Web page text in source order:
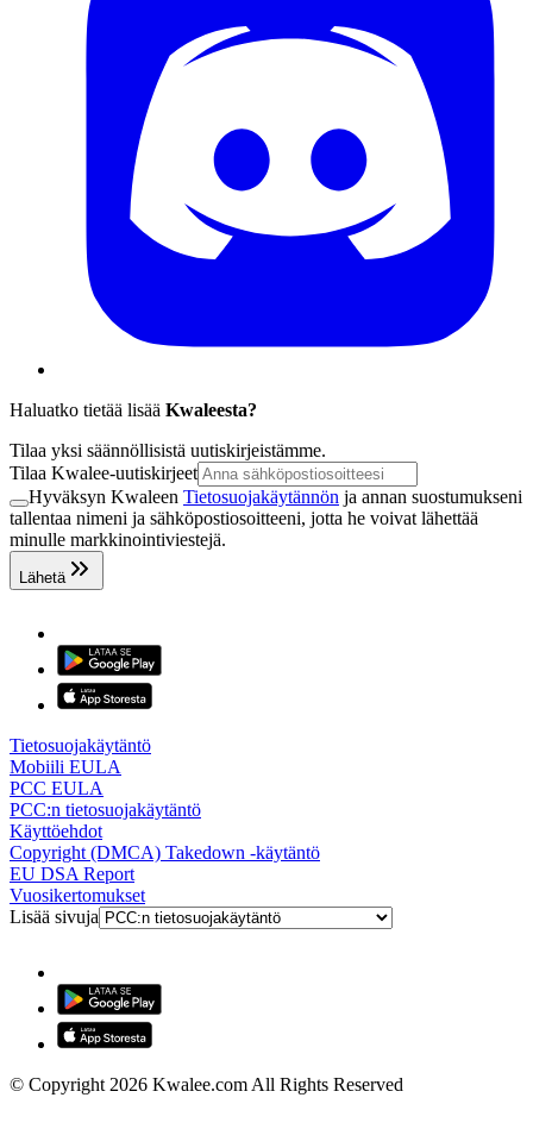
Haluatko tietää lisää Kwaleesta?
Tilaa yksi säännöllisistä uutiskirjeistämme.
Tilaa Kwalee-uutiskirjeet
Hyväksyn Kwaleen Tietosuojakäytännön ja annan suostumukseni
tallentaa nimeni ja sähköpostiosoitteeni, jotta he voivat lähettää
minulle markkinointiviestejä.
Lähetä
Tietosuojakäytäntö
Mobiili EULA
PCC EULA
PCC:n tietosuojakäytäntö
Käyttöehdot
Copyright (DMCA) Takedown -käytäntö
EU DSA Report
Vuosikertomukset
Lisää sivuja
© Copyright 2026 Kwalee.com All Rights Reserved